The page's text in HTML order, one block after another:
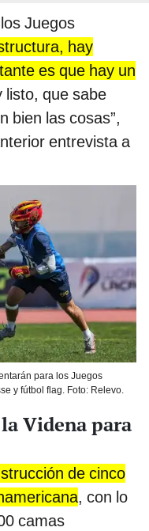
Juegos
hay
es que hay un
listo, que sabe
bien las cosas”,
entrevista a
para los Juegos
y fútbol flag. Foto: Relevo.
Videna para
de cinco
, con lo
camas